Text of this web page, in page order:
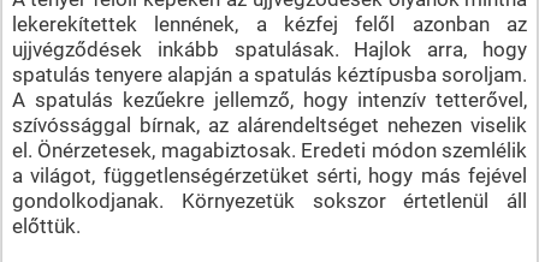
lekerekítettek lennének, a kézfej felől azonban az
ujjvégződések inkább spatulásak. Hajlok arra, hogy
spatulás tenyere alapján a spatulás kéztípusba soroljam.
A spatulás kezűekre jellemző, hogy intenzív tetterővel,
szívóssággal bírnak, az alárendeltséget nehezen viselik
el. Önérzetesek, magabiztosak. Eredeti módon szemlélik
a világot, függetlenségérzetüket sérti, hogy más fejével
gondolkodjanak. Környezetük sokszor értetlenül áll
előttük.